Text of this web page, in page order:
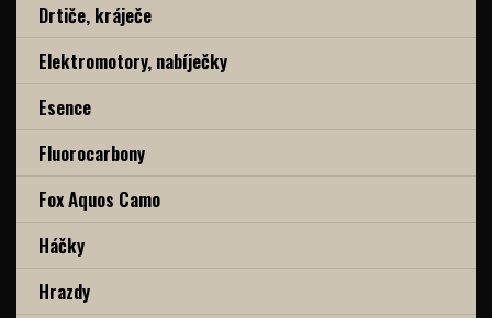
Drtiče, kráječe
Elektromotory, nabíječky
Esence
Fluorocarbony
Fox Aquos Camo
Háčky
Hrazdy